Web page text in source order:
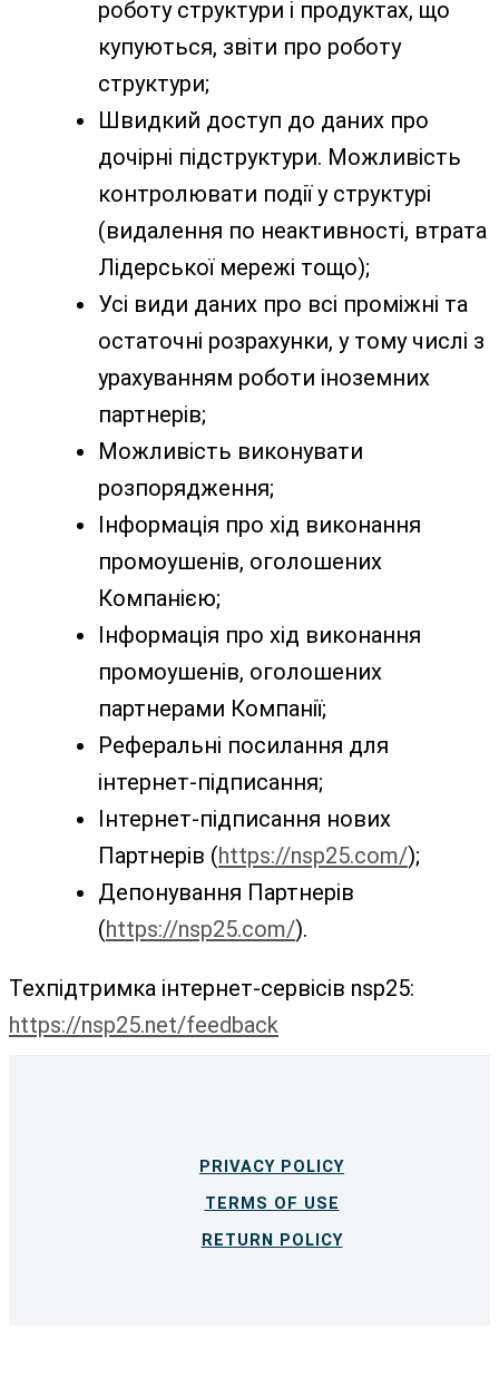
роботу структури і продуктах, що
купуються, звіти про роботу
структури;
Швидкий доступ до даних про
дочірні підструктури. Можливість
контролювати події у структурі
(видалення по неактивності, втрата
Лідерської мережі тощо);
Усі види даних про всі проміжні та
остаточні розрахунки, у тому числі з
урахуванням роботи іноземних
партнерів;
Можливість виконувати
розпорядження;
Інформація про хід виконання
промоушенів, оголошених
Компанією;
Інформація про хід виконання
промоушенів, оголошених
партнерами Компанії;
Реферальні посилання для
інтернет-підписання;
Інтернет-підписання нових
Партнерів (https://nsp25.com/);
Депонування Партнерів
(https://nsp25.com/).
Техпідтримка інтернет-сервісів nsp25:
https://nsp25.net/feedback
PRIVACY POLICY
TERMS OF USE
RETURN POLICY